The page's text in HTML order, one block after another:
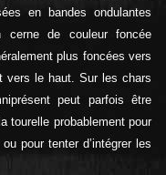
en bandes ondulantes
cerne de couleur foncée
plus foncées vers
vers le haut. Sur les chars
peut parfois être
tourelle probablement pour
pour tenter d’intégrer les